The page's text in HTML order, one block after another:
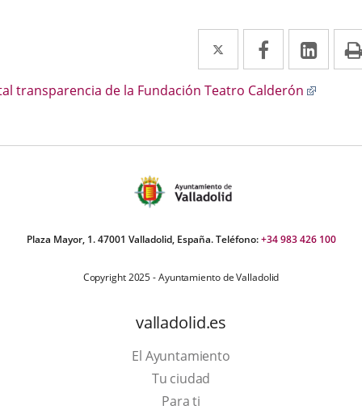
Twitter
Enlace
a
una
externa.
Facebook
Enlace
a
una
externa.
a
transparencia de la Fundación Teatro Calderón
Plaza Mayor, 1. 47001 Valladolid, España. Teléfono:+34 983 426 100
Copyright 2025 - Ayuntamiento de Valladolid
valladolid.es
El Ayuntamiento
Tu ciudad
Para ti